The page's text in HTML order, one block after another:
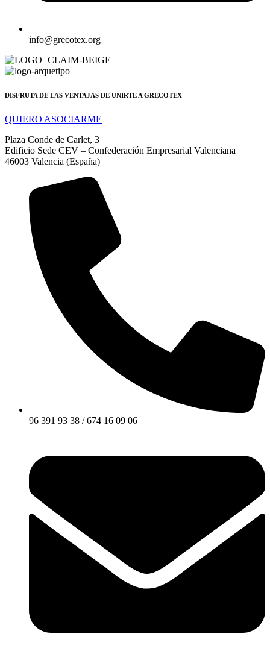
info@grecotex.org
DISFRUTA DE LAS VENTAJAS DE UNIRTE A GRECOTEX
QUIERO ASOCIARME
Plaza Conde de Carlet, 3
Edificio Sede CEV – Confederación Empresarial Valenciana
46003 Valencia (España)
96 391 93 38 / 674 16 09 06